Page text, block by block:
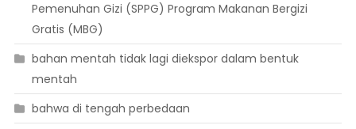
Pemenuhan Gizi (SPPG) Program Makanan Bergizi
Gratis (MBG)
bahan mentah tidak lagi diekspor dalam bentuk
mentah
bahwa di tengah perbedaan